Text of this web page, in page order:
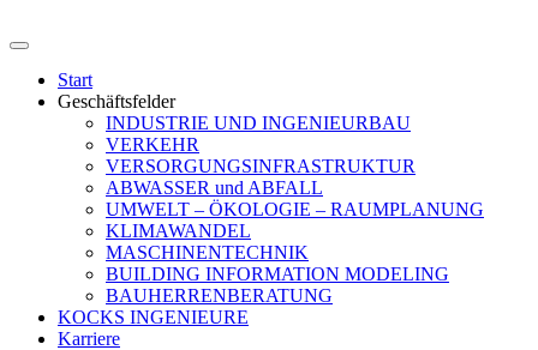
Start
Geschäftsfelder
INDUSTRIE UND INGENIEURBAU
VERKEHR
VERSORGUNGSINFRASTRUKTUR
ABWASSER und ABFALL
UMWELT – ÖKOLOGIE – RAUMPLANUNG
KLIMAWANDEL
MASCHINENTECHNIK
BUILDING INFORMATION MODELING
BAUHERRENBERATUNG
KOCKS INGENIEURE
Karriere